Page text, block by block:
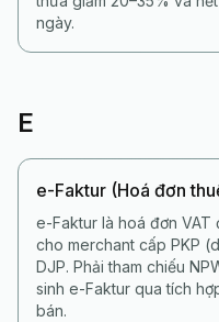
ngày.
E
e-Faktur (Hoá đơn
e-Faktur là hoá đơn
cho merchant cấp PKP
DJP. Phải tham chiếu
sinh e-Faktur qua tích
bán.